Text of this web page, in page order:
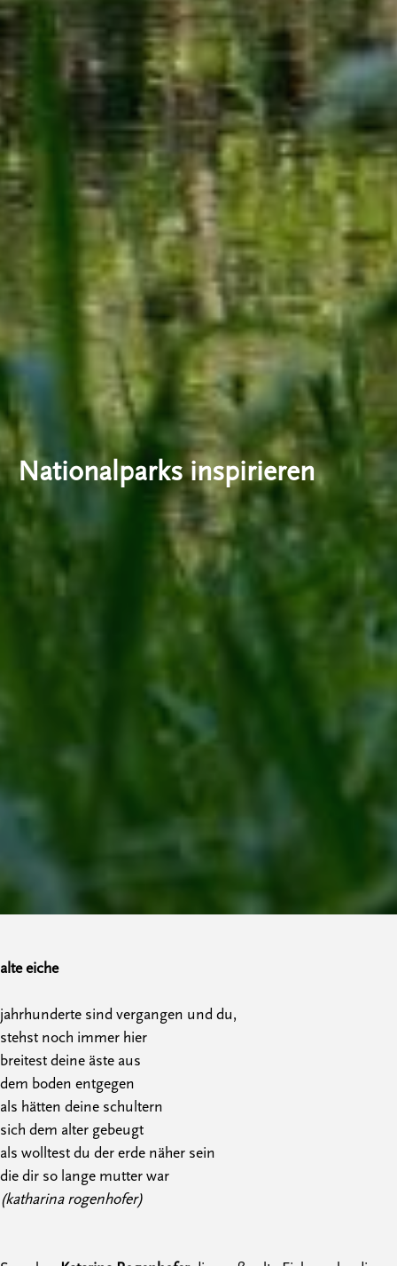
Nationalparks inspirieren
alte eiche
jahrhunderte sind vergangen und du,
stehst noch immer hier
breitest deine äste aus
dem boden entgegen
als hätten deine schultern
sich dem alter gebeugt
als wolltest du der erde näher sein
die dir so lange mutter war
(katharina rogenhofer)